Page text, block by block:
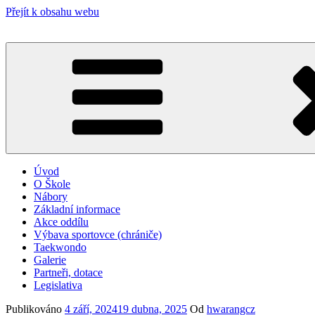
Přejít k obsahu webu
Úvod
O Škole
Nábory
Základní informace
Akce oddílu
Výbava sportovce (chrániče)
Taekwondo
Galerie
Partneři, dotace
Legislativa
Publikováno 4 září, 202419 dubna, 2025 Od hwarangcz